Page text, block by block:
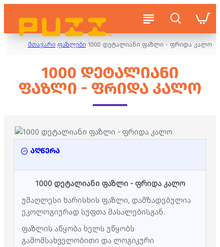
მთავარი ფაზლები 1000 დეტალიანი ფაზლი - ფრიდა კალო
1000 ᲓᲔᲢᲐᲚᲘᲐᲜᲘ
ᲤᲐᲖᲚᲘ - ᲤᲠᲘᲓᲐ ᲙᲐᲚᲝ
აღწერა
1000 დეტალიანი ფაზლი - ფრიდა კალო
უმაღლესი ხარისხის ფაზლი, დამზადებულია
ეკოლოგიურად სუფთა მასალებისგან.
ფაზლის აწყობა ხელს უწყობს
გამომსახველობითი და ლოგიკური